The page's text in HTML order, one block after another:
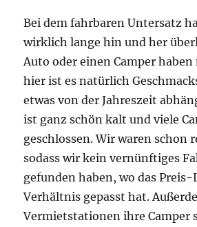
Bei dem fahrbaren Untersatz
wirklich lange hin und her
Auto oder einen Camper
hier ist es natürlich
etwas von der Jahreszeit
ist ganz schön kalt und viele
geschlossen. Wir waren schon
sodass wir kein vernünftiges
gefunden haben, wo das
Verhältnis gepasst hat.
Vermietstationen ihre Camper